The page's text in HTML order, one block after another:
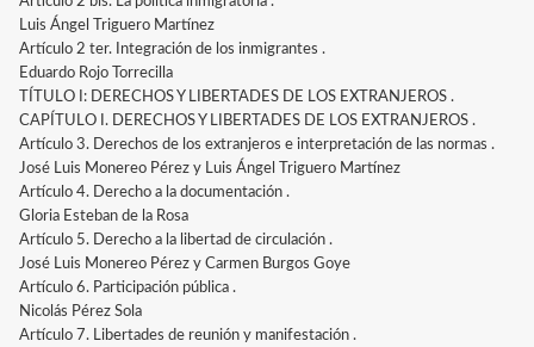
Luis Ángel Triguero Martínez
Artículo 2 ter. Integración de los inmigrantes .
Eduardo Rojo Torrecilla
TÍTULO I: DERECHOS Y LIBERTADES DE LOS EXTRANJEROS .
CAPÍTULO I. DERECHOS Y LIBERTADES DE LOS EXTRANJEROS .
Artículo 3. Derechos de los extranjeros e interpretación de las normas .
José Luis Monereo Pérez y Luis Ángel Triguero Martínez
Artículo 4. Derecho a la documentación .
Gloria Esteban de la Rosa
Artículo 5. Derecho a la libertad de circulación .
José Luis Monereo Pérez y Carmen Burgos Goye
Artículo 6. Participación pública .
Nicolás Pérez Sola
Artículo 7. Libertades de reunión y manifestación .